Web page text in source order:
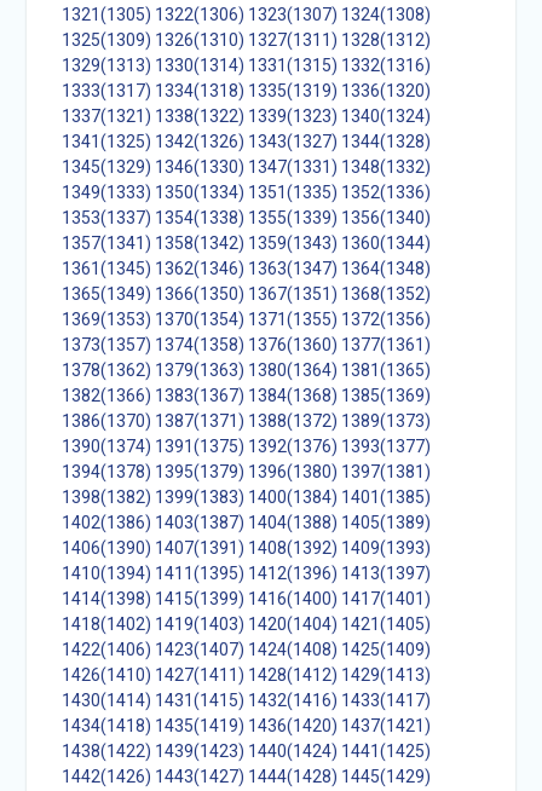
1321(1305) 1322(1306) 1323(1307) 1324(1308)
1325(1309) 1326(1310) 1327(1311) 1328(1312)
1329(1313) 1330(1314) 1331(1315) 1332(1316)
1333(1317) 1334(1318) 1335(1319) 1336(1320)
1337(1321) 1338(1322) 1339(1323) 1340(1324)
1341(1325) 1342(1326) 1343(1327) 1344(1328)
1345(1329) 1346(1330) 1347(1331) 1348(1332)
1349(1333) 1350(1334) 1351(1335) 1352(1336)
1353(1337) 1354(1338) 1355(1339) 1356(1340)
1357(1341) 1358(1342) 1359(1343) 1360(1344)
1361(1345) 1362(1346) 1363(1347) 1364(1348)
1365(1349) 1366(1350) 1367(1351) 1368(1352)
1369(1353) 1370(1354) 1371(1355) 1372(1356)
1373(1357) 1374(1358) 1376(1360) 1377(1361)
1378(1362) 1379(1363) 1380(1364) 1381(1365)
1382(1366) 1383(1367) 1384(1368) 1385(1369)
1386(1370) 1387(1371) 1388(1372) 1389(1373)
1390(1374) 1391(1375) 1392(1376) 1393(1377)
1394(1378) 1395(1379) 1396(1380) 1397(1381)
1398(1382) 1399(1383) 1400(1384) 1401(1385)
1402(1386) 1403(1387) 1404(1388) 1405(1389)
1406(1390) 1407(1391) 1408(1392) 1409(1393)
1410(1394) 1411(1395) 1412(1396) 1413(1397)
1414(1398) 1415(1399) 1416(1400) 1417(1401)
1418(1402) 1419(1403) 1420(1404) 1421(1405)
1422(1406) 1423(1407) 1424(1408) 1425(1409)
1426(1410) 1427(1411) 1428(1412) 1429(1413)
1430(1414) 1431(1415) 1432(1416) 1433(1417)
1434(1418) 1435(1419) 1436(1420) 1437(1421)
1438(1422) 1439(1423) 1440(1424) 1441(1425)
1442(1426) 1443(1427) 1444(1428) 1445(1429)